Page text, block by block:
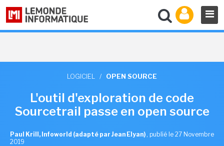
LOGICIEL / OPEN SOURCE
L'outil d'exploration de code
Sourcetrail passe en open source
Paul Krill, Infoworld (adapté par Jean Elyan) , publié le 27 Novembre
2019